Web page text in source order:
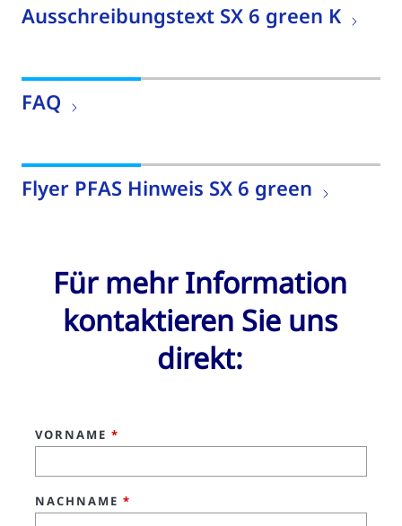
Ausschreibungstext SX 6 green K
FAQ
Flyer PFAS Hinweis SX 6 green
Für mehr Information
kontaktieren Sie uns
direkt:
VORNAME *
NACHNAME *